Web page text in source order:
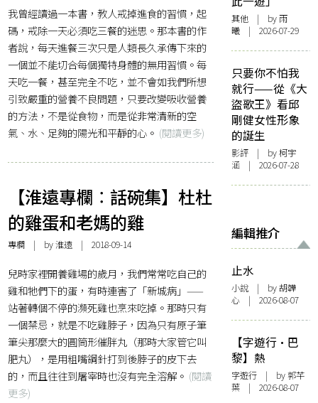
我曾經讀過一本書，教人戒掉進食的習慣，起
碼，戒除一天必須吃三餐的迷思。那本書的作
者說，每天進餐三次只是人類長久承傳下來的
一個並不能切合每個獨特身體的無用習慣。每
天吃一餐，甚至完全不吃，並不會如我們所想
引致嚴重的營養不良問題，只要改變吸收營養
的方法，不是從食物，而是從非常清新的空
氣、水、足夠的陽光和平靜的心。 (閱讀更多)
【淮遠專欄︰話碗集】杜杜
的雞蛋和老媽的雞
專欄 | by淮遠 | 2018-09-14
兒時家裡開養雞場的歲月，我們常常吃自己的
雞和牠們下的蛋，有時連害了「新城病」——
站著轉個不停的瀕死雞也烹來吃掉。那時只有
一個禁忌，就是不吃雞脖子，因為只有原子筆
筆尖那麼大的圓筒形催胖丸（那時大家管它叫
肥丸），是用粗嘴鋼針打到後脖子的皮下去
的，而且往往到屠宰時也沒有完全溶解。 (閱讀
更多)
其他 | by 雨
曦 | 2026-07-29
只要你不怕我
就行——從《大
盜歌王》看邱
剛健女性形象
的誕生
影評 | by 柯宇
涵 | 2026-07-28
編輯推介
止水
小說 | by 胡韡
心 | 2026-08-07
【字遊行·巴
黎】熱
字遊行 | by 郭芊
葉 | 2026-08-07